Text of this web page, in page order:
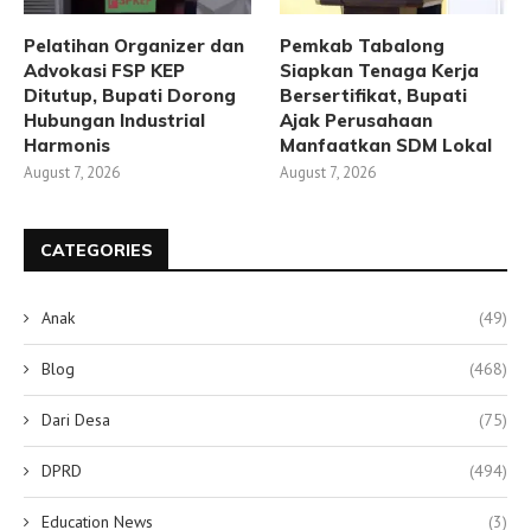
Pelatihan Organizer dan
Advokasi FSP KEP
Ditutup, Bupati Dorong
Hubungan Industrial
Harmonis
August 7, 2026
Pemkab Tabalong
Siapkan Tenaga Kerja
Bersertifikat, Bupati
Ajak Perusahaan
Manfaatkan SDM Lokal
August 7, 2026
CATEGORIES
Anak (49)
Blog (468)
Dari Desa (75)
DPRD (494)
Education News (3)